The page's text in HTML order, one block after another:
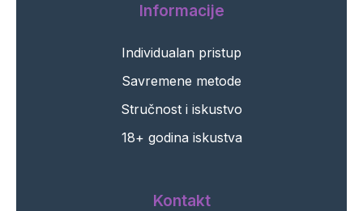
Informacije
Individualan pristup
Savremene metode
Stručnost i iskustvo
18+ godina iskustva
Kontakt